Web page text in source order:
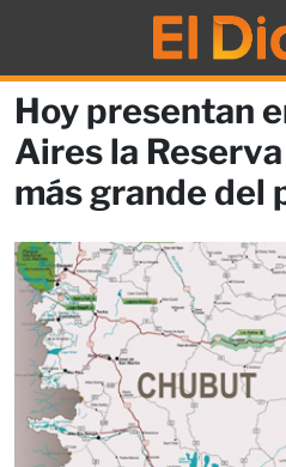
Hoy presentan
Aires la
más grande del